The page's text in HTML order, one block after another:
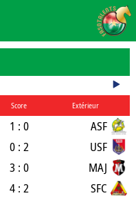
Score
Extérieur
1 : 0 ASF
0 : 2 USF
3 : 0 MAJ
4 : 2 SFC